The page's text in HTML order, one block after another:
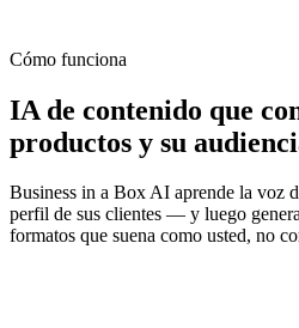
Cómo funciona
IA de contenido que
productos y su
Business in a Box AI aprende la voz
perfil de sus clientes — y luego
formatos que suena como usted, no